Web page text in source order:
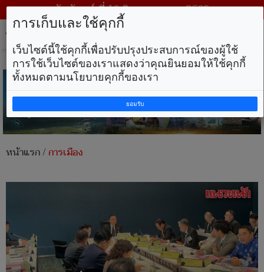
วันจันทร์ ที่ 10 สิงหาคม พ.ศ. 2569
หน้าแรก/การเมือง
การเก็บและใช้คุกกี้
เว็บไซต์นี้ใช้คุกกี้เพื่อปรับปรุงประสบการณ์ของผู้ใช้
การใช้เว็บไซต์ของเราแสดงว่าคุณยินยอมให้ใช้คุกกี้
ทั้งหมดตามนโยบายคุกกี้ของเรา
ยอมรับ